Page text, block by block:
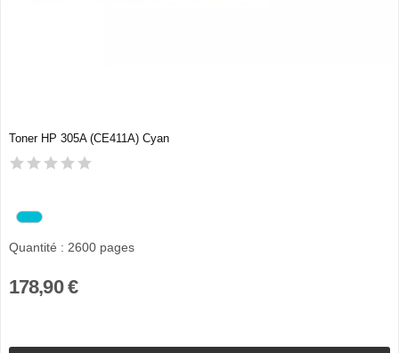
Toner HP 305A (CE411A) Cyan
Quantité : 2600 pages
178,90 €